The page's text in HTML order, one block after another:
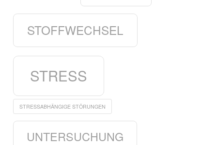
STOFFWECHSEL
STRESS
STRESSABHÄNGIGE STÖRUNGEN
UNTERSUCHUNG